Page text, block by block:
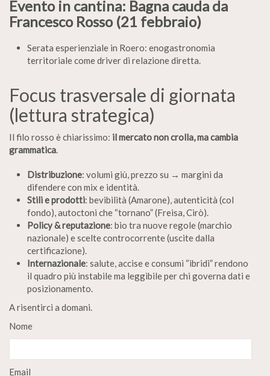
Evento in cantina: Bagna cauda da
Francesco Rosso (21 febbraio)
Serata esperienziale in Roero: enogastronomia
territoriale come driver di relazione diretta.
Focus trasversale di giornata
(lettura strategica)
Il filo rosso è chiarissimo: il mercato non crolla, ma cambia
grammatica.
Distribuzione: volumi giù, prezzo su → margini da
difendere con mix e identità.
Stili e prodotti: bevibilità (Amarone), autenticità (col
fondo), autoctoni che “tornano” (Freisa, Cirò).
Policy & reputazione: bio tra nuove regole (marchio
nazionale) e scelte controcorrente (uscite dalla
certificazione).
Internazionale: salute, accise e consumi “ibridi” rendono
il quadro più instabile ma leggibile per chi governa dati e
posizionamento.
A risentirci a domani.
Nome
Email